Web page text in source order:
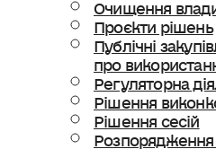
Проєкти рішень
Публічні
про
Регуляторна
Рішення
Рішення сесій
Розпорядження